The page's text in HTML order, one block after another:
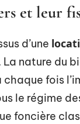
et leur
d’une
La nature du
fois
le régime
foncière